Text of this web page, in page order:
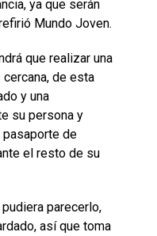
ya que serán
Mundo Joven.
que realizar una
de esta
y una
su persona y
pasaporte de
el resto de su
parecerlo,
así que toma